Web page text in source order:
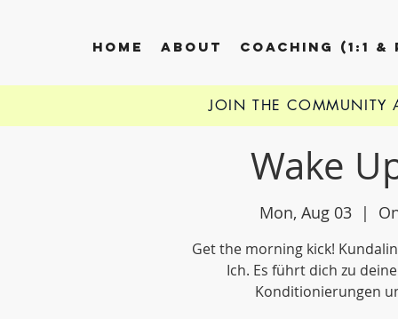
HOME ABOUT COACHING (1:1 &
Wake
Mon, Aug 03
  |
Get the morning kick!
Ich. Es führt dich zu
Konditionierungen
JOIN THE COMMUNITY